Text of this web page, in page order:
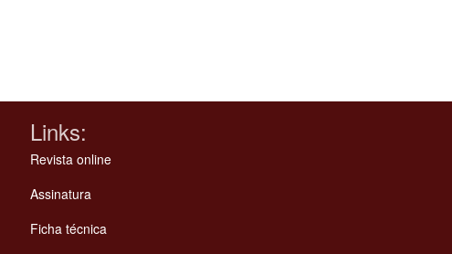
Links:
Revista online
Assinatura
Ficha técnica